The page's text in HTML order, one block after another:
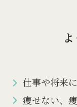
仕事や将来
痩せない、